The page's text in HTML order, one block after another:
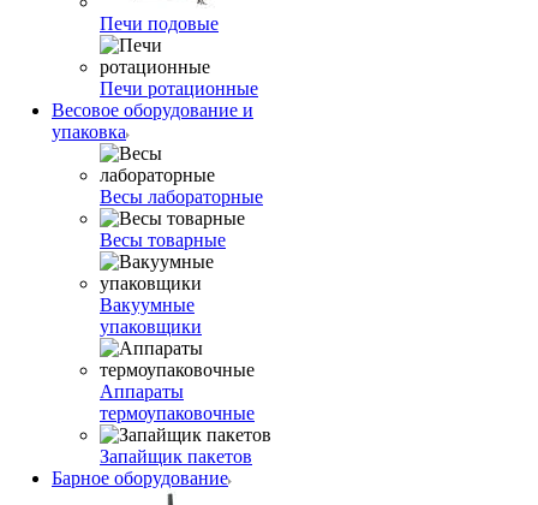
Печи подовые
Печи ротационные
Весовое оборудование и
упаковка
Весы лабораторные
Весы товарные
Вакуумные
упаковщики
Аппараты
термоупаковочные
Запайщик пакетов
Барное оборудование